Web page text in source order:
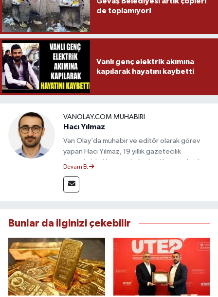
de toplamıyor!
Vanlı genç elektrik akımına
kapılarak hayatını kaybetti
VANOLAY.COM MUHABIRI
Hacı Yılmaz
Van Olay’da muhabir ve editör olarak görev
yapan Hacı Yılmaz, 19 yıllık gazetecilik
deneyimiyle Van yerel gündemi başta olmak
takip etmektedir. Editoryal sürece katkı sunan
Yılmaz, tarafsızlık, doğruluk ve etik ilkeler
bilgilendirmektedir.
Devam Et
Bunlar da ilginizi çekebilir